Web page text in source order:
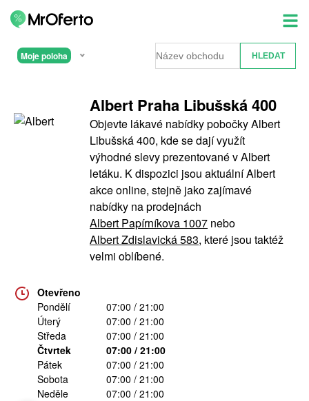
Moje poloha
Albert Praha Libušská 400
Objevte lákavé nabídky pobočky Albert
Libušská 400, kde se dají využít
výhodné slevy prezentované v Albert
letáku. K dispozici jsou aktuální Albert
akce online, stejně jako zajímavé
nabídky na prodejnách
Albert Papírníkova 1007 nebo
Albert Zdislavická 583, které jsou taktéž
velmi oblíbené.
Otevřeno
Pondělí
07:00 / 21:00
Úterý
07:00 / 21:00
Středa
07:00 / 21:00
Čtvrtek
07:00 / 21:00
Pátek
07:00 / 21:00
Sobota
07:00 / 21:00
Neděle
07:00 / 21:00